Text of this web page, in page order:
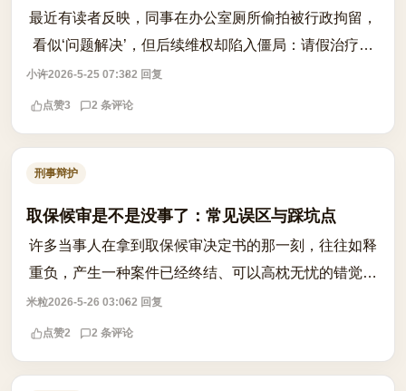
最近有读者反映，同事在办公室厕所偷拍被行政拘留，
看似‘问题解决’，但后续维权却陷入僵局：请假治疗、
心理创伤、甚至被迫离职，经济损失无人承担。行政拘
留只是对违法行为的惩戒，但对受害人...
小许2026-5-25 07:382 回复
点赞3 2 条评论
刑事辩护
取保候审是不是没事了：常见误区与踩坑点
许多当事人在拿到取保候审决定书的那一刻，往往如释
重负，产生一种案件已经终结、可以高枕无忧的错觉。
这种认知存在巨大的法律偏差，必须予以纠正。取保候
审仅仅是刑事诉讼过程中的一种非羁押性...
米粒2026-5-26 03:062 回复
点赞2 2 条评论